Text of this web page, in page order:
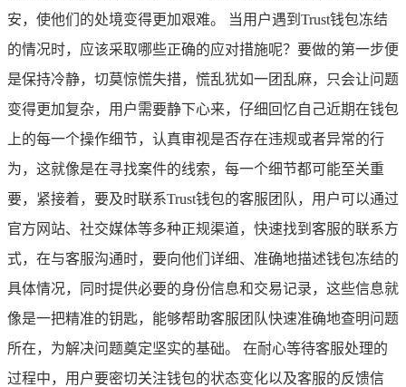
安，使他们的处境变得更加艰难。 当用户遇到Trust钱包冻结
的情况时，应该采取哪些正确的应对措施呢？要做的第一步便
是保持冷静，切莫惊慌失措，慌乱犹如一团乱麻，只会让问题
变得更加复杂，用户需要静下心来，仔细回忆自己近期在钱包
上的每一个操作细节，认真审视是否存在违规或者异常的行
为，这就像是在寻找案件的线索，每一个细节都可能至关重
要，紧接着，要及时联系Trust钱包的客服团队，用户可以通过
官方网站、社交媒体等多种正规渠道，快速找到客服的联系方
式，在与客服沟通时，要向他们详细、准确地描述钱包冻结的
具体情况，同时提供必要的身份信息和交易记录，这些信息就
像是一把精准的钥匙，能够帮助客服团队快速准确地查明问题
所在，为解决问题奠定坚实的基础。 在耐心等待客服处理的
过程中，用户要密切关注钱包的状态变化以及客服的反馈信